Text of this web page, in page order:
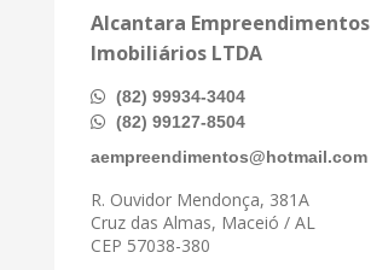
Alcantara Empreendimentos
Imobiliários LTDA
(82) 99934-3404
(82) 99127-8504
aempreendimentos@hotmail.com
R. Ouvidor Mendonça, 381A
Cruz das Almas, Maceió / AL
CEP 57038-380